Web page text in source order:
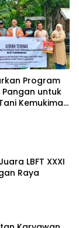
Program
untuk
Kemukiman
LBFT XXXI
Raya